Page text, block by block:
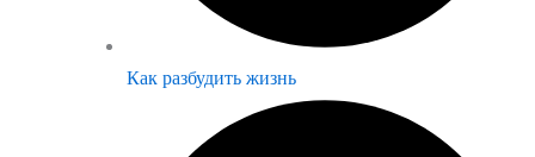
Как разбудить жизнь